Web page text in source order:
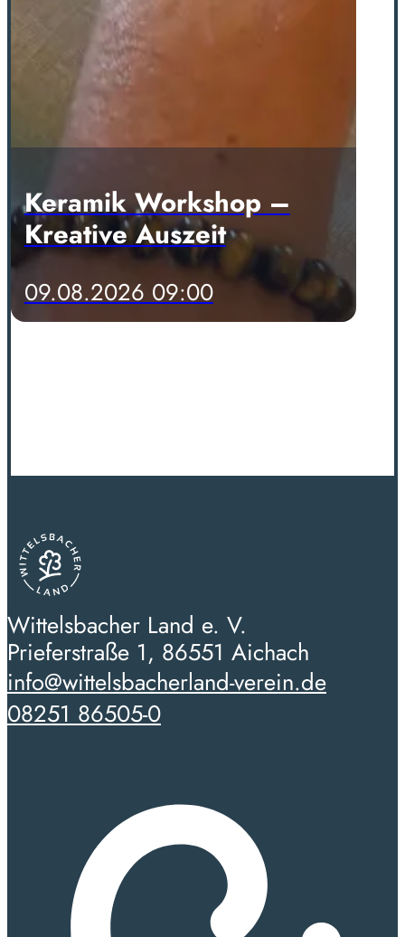
Keramik Workshop –
Kreative Auszeit
09.08.2026 09:00
Wittelsbacher Land e. V.
Prieferstraße 1, 86551 Aichach
info@wittelsbacherland-verein.de
08251 86505-0